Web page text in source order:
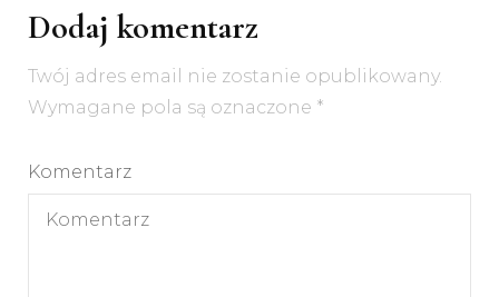
Dodaj komentarz
Twój adres email nie zostanie opublikowany.
Wymagane pola są oznaczone *
Komentarz